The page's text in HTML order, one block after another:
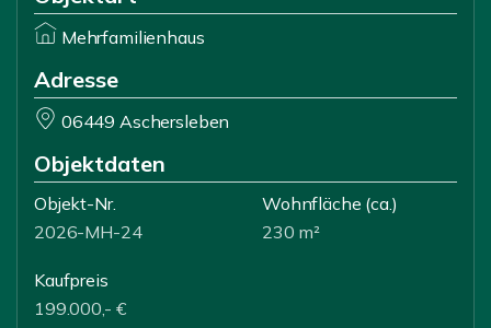
Mehrfamilienhaus
Adresse
06449 Aschersleben
Objektdaten
Objekt-Nr.
2026-MH-24
Wohnfläche (ca.)
230 m²
Kaufpreis
199.000,- €